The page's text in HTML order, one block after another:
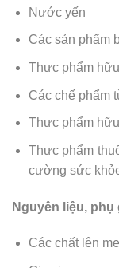
Nước yến
Các sản phẩm
Thực phẩm
Các chế phẩm
Thực phẩm
Thực phẩm
cường sức
Nguyên liệu,
Các chất lên